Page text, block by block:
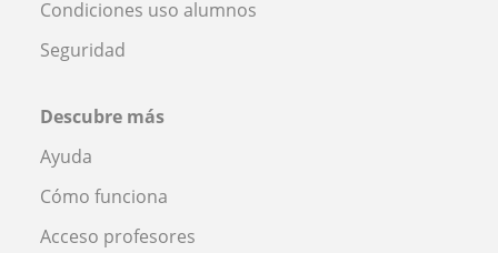
Condiciones uso alumnos
Seguridad
Descubre más
Ayuda
Cómo funciona
Acceso profesores